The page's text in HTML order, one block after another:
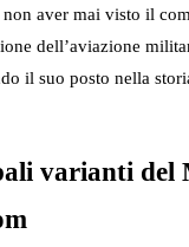
aver mai visto il
dell’aviazione
il suo posto nella
varianti del